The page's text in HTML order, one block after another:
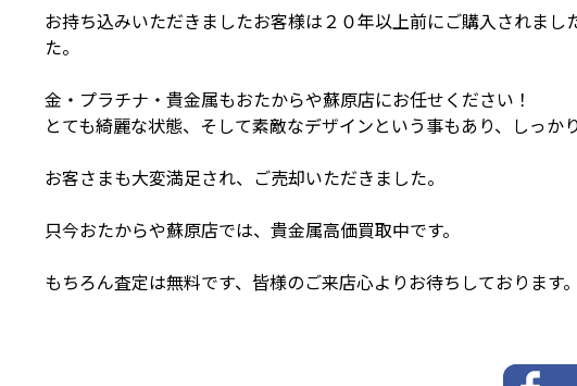
お持ち込みいただきましたお客様は２０年以上前にご購入されま
た。
金・プラチナ・貴金属もおたからや蘇原店にお任せください！
とても綺麗な状態、そして素敵なデザインという事もあり、しっか
お客さまも大変満足され、ご売却いただきました。
只今おたからや蘇原店では、貴金属高価買取中です。
もちろん査定は無料です、皆様のご来店心よりお待ちしております。